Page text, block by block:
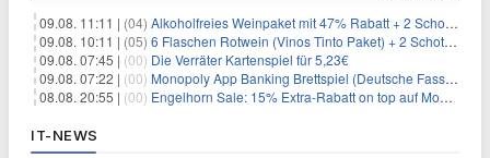
09.08. 11:11 | (04) Alkoholfreies Weinpaket mit 47% Rabatt + 2 Schott Zwiesel Gläser GRATIS für 29,99€
09.08. 10:11 | (05) 6 Flaschen Rotwein (Vinos Tinto Paket) + 2 Schott Zwiesel Gläser für 25,99€ inkl. Versand
09.08. 07:45 | (00) Die Verräter Kartenspiel für 5,23€
09.08. 07:22 | (00) Monopoly App Banking Brettspiel (Deutsche Fassung) für 9,84€
08.08. 20:55 | (00) Engelhorn Sale: 15% Extra-Rabatt on top auf Mode- und Sport-Artikel
IT-NEWS